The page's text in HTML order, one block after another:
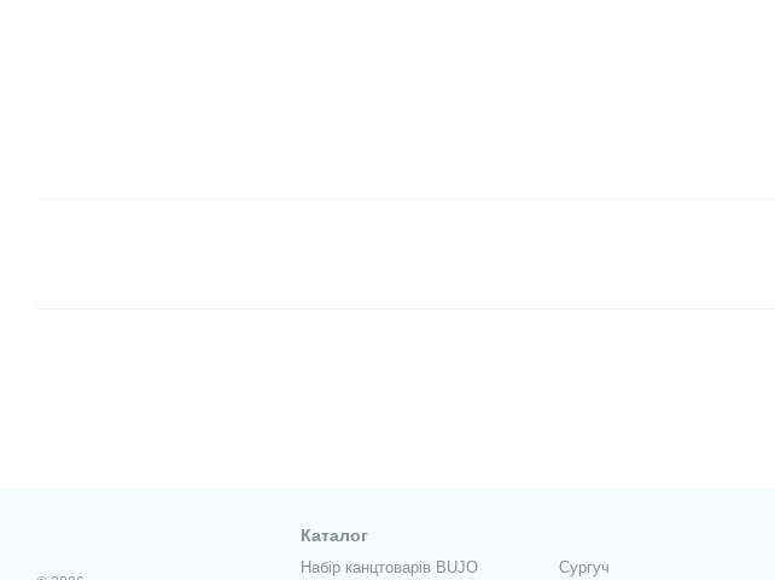
Каталог
Набір канцтоварів BUJO Сургуч